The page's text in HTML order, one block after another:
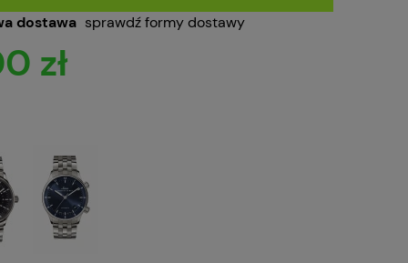
dostawa sprawdź formy dostawy
zł